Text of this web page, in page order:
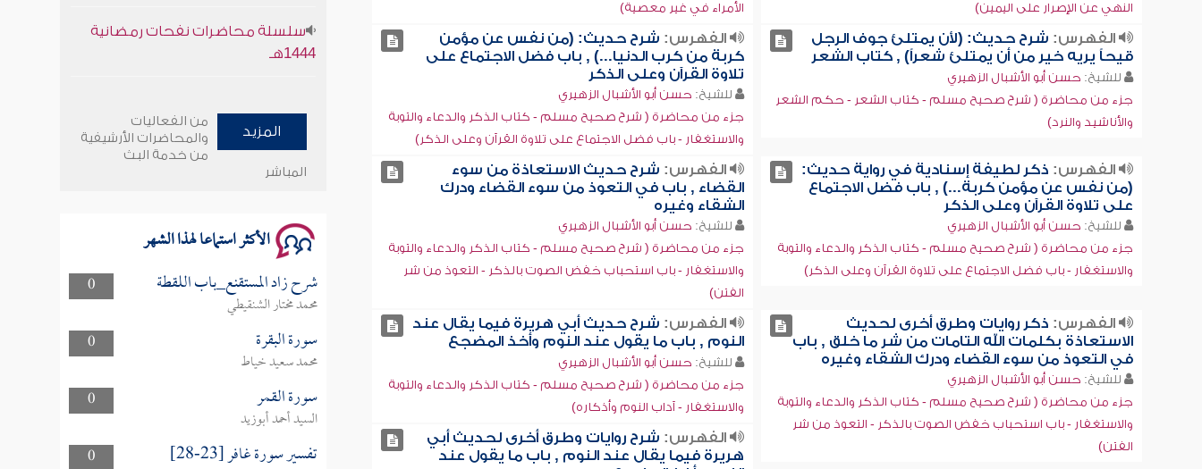
‏النهي عن الإصرار على اليمين)
الأمراء في غير معصية)
الفهرس: شرح حديث: (لأن يمتلئ جوف الرجل
قيحاً يريه خير من أن يمتلئ شعراً) , كتاب الشعر
للشيخ: حسن أبو الأشبال الزهيري
جزء من محاضرة ( شرح صحيح مسلم - كتاب الشعر - حكم الشعر
والأناشيد والنرد)
الفهرس: شرح حديث: (من نفس عن مؤمن
كربة من كرب الدنيا...) , باب فضل الاجتماع على
تلاوة القرآن وعلى الذكر
للشيخ: حسن أبو الأشبال الزهيري
جزء من محاضرة ( شرح صحيح مسلم - كتاب الذكر والدعاء والتوبة
والاستغفار - باب فضل الاجتماع على تلاوة القرآن وعلى الذكر)
الفهرس: ذكر لطيفة إسنادية في رواية حديث:
(من نفس عن مؤمن كربة...) , باب فضل الاجتماع
على تلاوة القرآن وعلى الذكر
للشيخ: حسن أبو الأشبال الزهيري
جزء من محاضرة ( شرح صحيح مسلم - كتاب الذكر والدعاء والتوبة
والاستغفار - باب فضل الاجتماع على تلاوة القرآن وعلى الذكر)
الفهرس: شرح حديث الاستعاذة من سوء
القضاء , باب في التعوذ من سوء القضاء ودرك
الشقاء وغيره
للشيخ: حسن أبو الأشبال الزهيري
جزء من محاضرة ( شرح صحيح مسلم - كتاب الذكر والدعاء والتوبة
والاستغفار - باب استحباب خفض الصوت بالذكر - التعوذ من شر
الفتن)
الفهرس: ذكر روايات وطرق أخرى لحديث
الاستعاذة بكلمات الله التامات من شر ما خلق , باب
في التعوذ من سوء القضاء ودرك الشقاء وغيره
للشيخ: حسن أبو الأشبال الزهيري
جزء من محاضرة ( شرح صحيح مسلم - كتاب الذكر والدعاء والتوبة
والاستغفار - باب استحباب خفض الصوت بالذكر - التعوذ من شر
الفتن)
الفهرس: شرح حديث أبي هريرة فيما يقال عند
النوم , باب ما يقول عند النوم وأخذ المضجع
للشيخ: حسن أبو الأشبال الزهيري
جزء من محاضرة ( شرح صحيح مسلم - كتاب الذكر والدعاء والتوبة
والاستغفار - آداب النوم وأذكاره)
الفهرس: شرح روايات وطرق أخرى لحديث أبي
هريرة فيما يقال عند النوم , باب ما يقول عند
1444هـ
وأمنهم من خوف 9
سلسلة محاضرات نفحات رمضانية
المزيد
من الفعاليات
والمحاضرات الأرشيفية
من خدمة البث
المباشر
الأكثر استماعا لهذا الشهر
0 شرح زاد المستقنع_باب اللقطة
محمد مختار الشنقيطي
0
سورة البقرة
محمد سعيد خياط
0
سورة القمر
السيد أحمد أبوزيد
0
تفسير سورة غافر [23-28]